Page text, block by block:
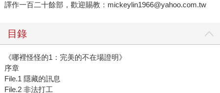
譯作一百二十餘部，歡迎賜教：mickeylin1966@yahoo.com.tw
目錄
《哪裡怪怪的1：完美的不在場證明》
序章
File.1 隱藏的訊息
File.2 非法打工